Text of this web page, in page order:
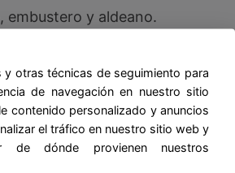
embustero y aldeano.
o llovida o nevada.
el trigo traen.
otras técnicas de seguimiento para
de navegación en nuestro sitio
contenido personalizado y anuncios
el tráfico en nuestro sitio web y
de dónde provienen nuestros